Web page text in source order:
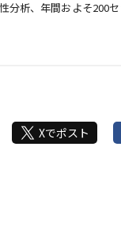
分析、年間およそ200
Xでポスト